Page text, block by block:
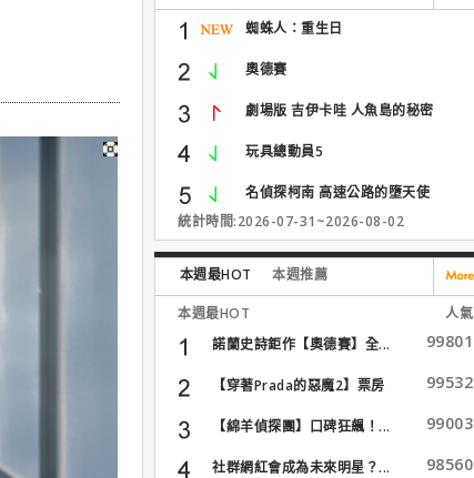
蜘蛛人：重生日
奧德賽
劇場版 吉伊卡哇 人魚島的秘密
玩具總動員5
名偵探柯南 高速公路的墮天使
統計時間:2026-07-31~2026-08-02
本週最HOT 本週推薦
本週最HOT
人氣
諾蘭史詩鉅作【奧德賽】全...
99801
【穿著Prada的惡魔2】票房
99532
【綿羊偵探團】口碑狂飆！... 99003
社群網紅會成為未來明星？... 98560